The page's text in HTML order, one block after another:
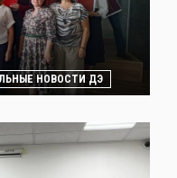
НОВОСТИ ДЭ